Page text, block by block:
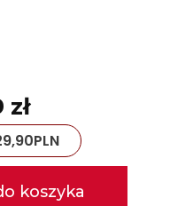
PLN
koszyka